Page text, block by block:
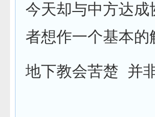
今天却与中方达
者想作一个基本的
地下教会苦楚 并